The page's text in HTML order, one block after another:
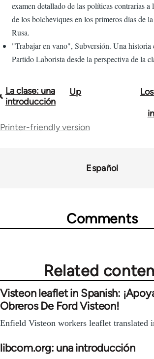
examen detallado de las políticas contrarias a
de los bolcheviques en los primeros días de
Rusa.
"Trabajar en vano", Subversión. Una historia
Partido Laborista desde la perspectiva de la
Book
links
La clase: una
introducción
Up
Printer-friendly version
Español
Comments
Related
Visteon leaflet in Spanish:
Obreros De Ford Visteon!
Enfield Visteon workers leaflet translated
libcom.org: una introducción